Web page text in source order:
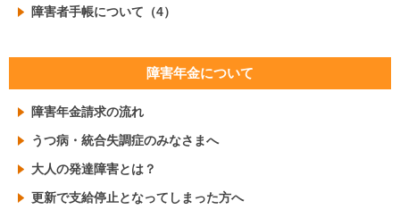
障害者手帳について（4）
障害年金について
障害年金請求の流れ
うつ病・統合失調症のみなさまへ
大人の発達障害とは？
更新で支給停止となってしまった方へ